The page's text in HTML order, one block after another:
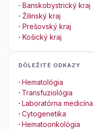
· Banskobystrický kraj
· Žilinský kraj
· Prešovský kraj
· Košický kraj
DÔLEŽITÉ ODKAZY
· Hematológia
· Transfuziológia
· Laboratórna medicína
· Cytogenetika
· Hematoonkológia